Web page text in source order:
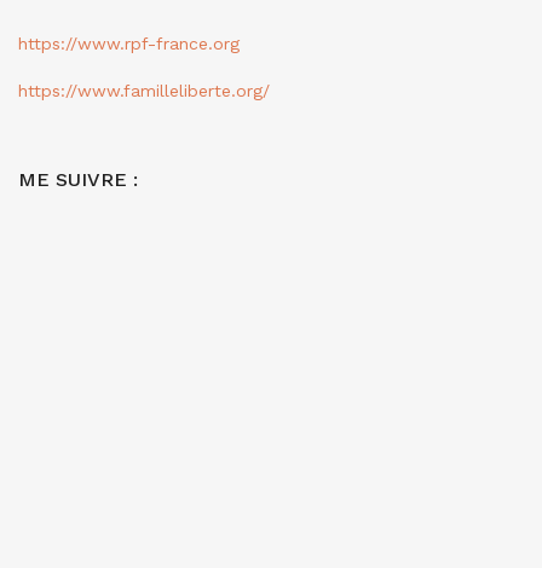
https://www.rpf-france.org
https://www.familleliberte.org/
ME SUIVRE :